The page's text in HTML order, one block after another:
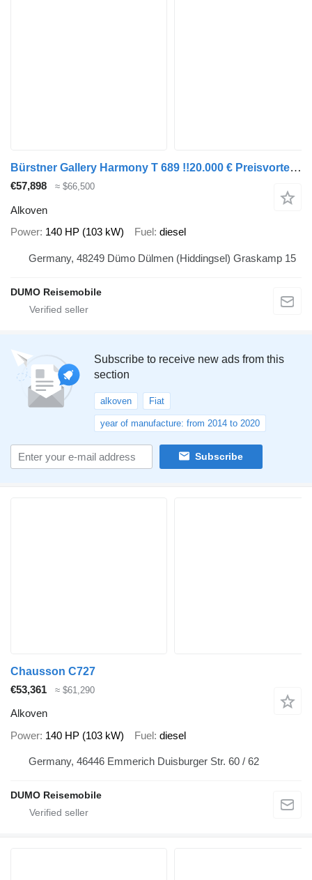
Bürstner Gallery Harmony T 689 !!20.000 € Preisvorteil!!
€57,898 ≈ $66,500
Alkoven
Power 140 HP (103 kW) Fuel diesel
Germany, 48249 Dümo Dülmen (Hiddingsel) Graskamp 15
DUMO Reisemobile
Subscribe to receive new ads from this
section
alkoven Fiat
year of manufacture: from 2014 to 2020
Subscribe
Chausson C727
€53,361
≈ $61,290
Alkoven
Power 140 HP (103 kW) Fuel diesel
Germany, 46446 Emmerich Duisburger Str. 60 / 62
DUMO Reisemobile